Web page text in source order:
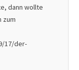
dann wollte
zum
17/der-